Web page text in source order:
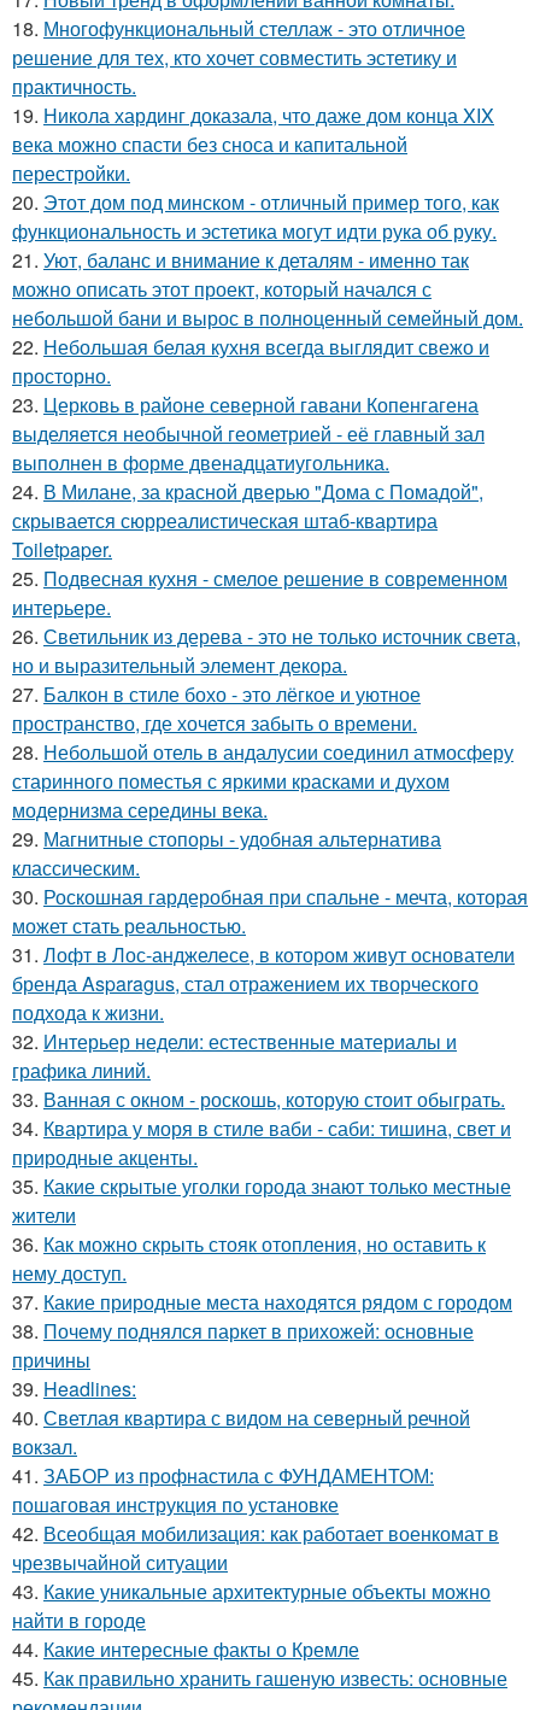
18. Многофункциональный стеллаж - это отличное
решение для тех, кто хочет совместить эстетику и
практичность.
19. Никола хардинг доказала, что даже дом конца XIX
века можно спасти без сноса и капитальной
перестройки.
20. Этот дом под минском - отличный пример того, как
функциональность и эстетика могут идти рука об руку.
21. Уют, баланс и внимание к деталям - именно так
можно описать этот проект, который начался с
небольшой бани и вырос в полноценный семейный дом.
22. Небольшая белая кухня всегда выглядит свежо и
просторно.
23. Церковь в районе северной гавани Копенгагена
выделяется необычной геометрией - её главный зал
выполнен в форме двенадцатиугольника.
24. В Милане, за красной дверью "Дома с Помадой",
скрывается сюрреалистическая штаб-квартира
Toiletpaper.
25. Подвесная кухня - смелое решение в современном
интерьере.
26. Светильник из дерева - это не только источник света,
но и выразительный элемент декора.
27. Балкон в стиле бохо - это лёгкое и уютное
пространство, где хочется забыть о времени.
28. Небольшой отель в андалусии соединил атмосферу
старинного поместья с яркими красками и духом
модернизма середины века.
29. Магнитные стопоры - удобная альтернатива
классическим.
30. Роскошная гардеробная при спальне - мечта, которая
может стать реальностью.
31. Лофт в Лос-анджелесе, в котором живут основатели
бренда Asparagus, стал отражением их творческого
подхода к жизни.
32. Интерьер недели: естественные материалы и
графика линий.
33. Ванная с окном - роскошь, которую стоит обыграть.
34. Квартира у моря в стиле ваби - саби: тишина, свет и
природные акценты.
35. Какие скрытые уголки города знают только местные
жители
36. Как можно скрыть стояк отопления, но оставить к
нему доступ.
37. Какие природные места находятся рядом с городом
38. Почему поднялся паркет в прихожей: основные
причины
39. Headlines:
40. Светлая квартира с видом на северный речной
вокзал.
41. ЗАБОР из профнастила с ФУНДАМЕНТОМ:
пошаговая инструкция по установке
42. Всеобщая мобилизация: как работает военкомат в
чрезвычайной ситуации
43. Какие уникальные архитектурные объекты можно
найти в городе
44. Какие интересные факты о Кремле
45. Как правильно хранить гашеную известь: основные